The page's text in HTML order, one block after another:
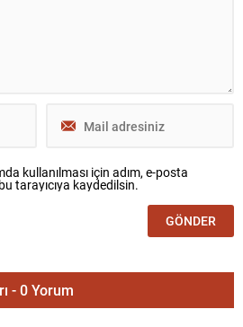
kullanılması için adım, e-posta
tarayıcıya kaydedilsin.
- 0 Yorum